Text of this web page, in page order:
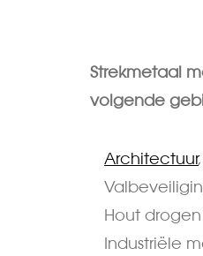
Strekmetaal
volgende
Architectuur
Hout drogen
Industriële